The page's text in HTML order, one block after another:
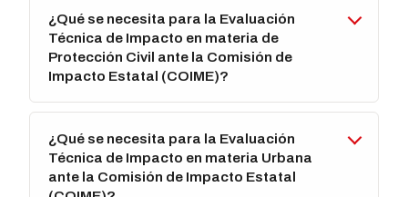
¿Qué se necesita para la Evaluación
Técnica de Impacto en materia de
Protección Civil ante la Comisión de
Impacto Estatal (COIME)?
¿Qué se necesita para la Evaluación
Técnica de Impacto en materia Urbana
ante la Comisión de Impacto Estatal